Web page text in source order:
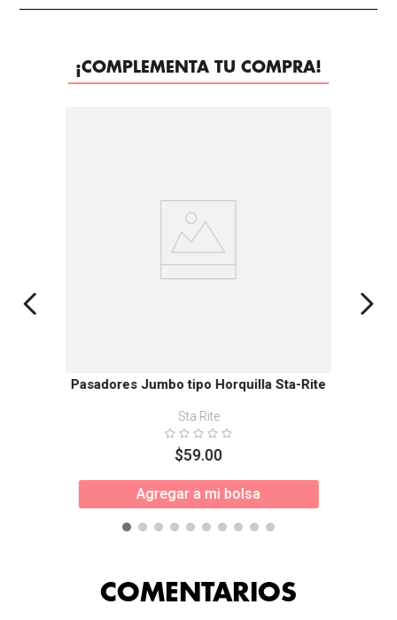
¡COMPLEMENTA TU COMPRA!
Pasadores Jumbo tipo Horquilla Sta-Rite
Sta Rite
$59.00
Agregar a mi bolsa
COMENTARIOS